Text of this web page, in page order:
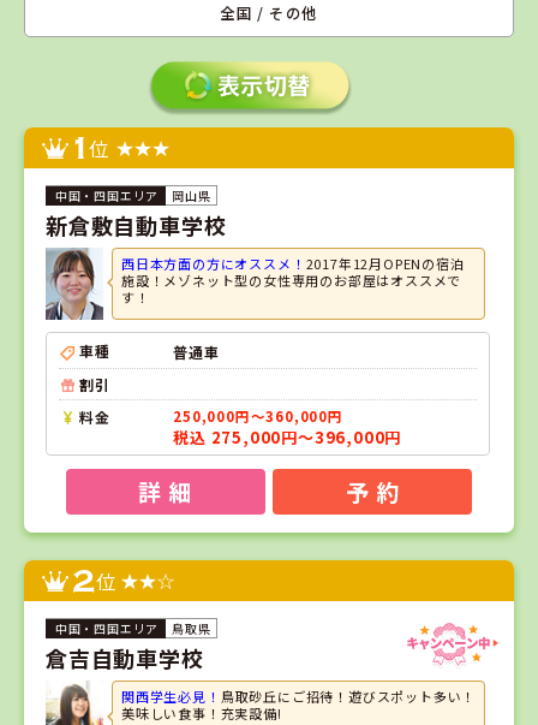
全国 / その他
1位
岡山県
新倉敷自動車学校
西日本方面の方にオススメ！ 2017年12月OPENの宿泊
施設！メゾネット型の女性専用のお部屋はオススメで
す！
車種
普通車
割引
料金
250,000円～360,000円
税込 275,000円～396,000円
詳 細 予 約
2位
鳥取県
倉吉自動車学校
関西学生必見！ 鳥取砂丘にご招待！遊びスポット多い！
美味しい食事！充実設備!